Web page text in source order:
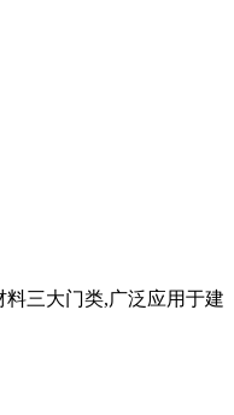
三大门类,广泛应用于建